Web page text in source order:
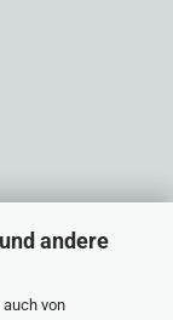
andere
von